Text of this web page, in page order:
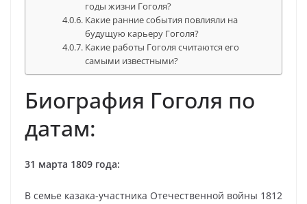
годы жизни Гоголя?
Какие ранние события повлияли на
будущую карьеру Гоголя?
Какие работы Гоголя считаются его
самыми известными?
Биография Гоголя по
датам:
31 марта 1809 года:
В семье казака-участника Отечественной войны 1812